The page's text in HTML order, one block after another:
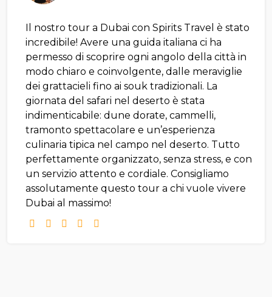
Il nostro tour a Dubai con Spirits Travel è stato
incredibile! Avere una guida italiana ci ha
permesso di scoprire ogni angolo della città in
modo chiaro e coinvolgente, dalle meraviglie
dei grattacieli fino ai souk tradizionali. La
giornata del safari nel deserto è stata
indimenticabile: dune dorate, cammelli,
tramonto spettacolare e un’esperienza
culinaria tipica nel campo nel deserto. Tutto
perfettamente organizzato, senza stress, e con
un servizio attento e cordiale. Consigliamo
assolutamente questo tour a chi vuole vivere
Dubai al massimo!